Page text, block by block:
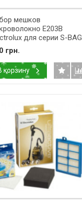
мешков
E203B
для серии S-BAG
Odour 9001660068
грн.
корзину